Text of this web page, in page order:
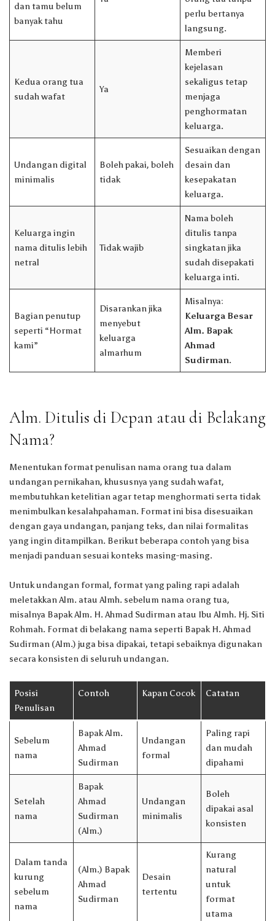
dan tamu belum
banyak tahu
perlu bertanya
langsung.
Kedua orang tua
sudah wafat
Ya
Memberi
kejelasan
sekaligus tetap
menjaga
penghormatan
keluarga.
Undangan digital
minimalis
Boleh pakai, boleh
tidak
Sesuaikan dengan
desain dan
kesepakatan
keluarga.
Keluarga ingin
nama ditulis lebih
netral
Tidak wajib
Nama boleh
ditulis tanpa
singkatan jika
sudah disepakati
keluarga inti.
Bagian penutup
seperti “Hormat
kami”
Disarankan jika
menyebut
keluarga
almarhum
Misalnya:
Keluarga Besar
Alm. Bapak
Ahmad
Sudirman.
Alm. Ditulis di Depan atau di Belakang
Nama?
Menentukan format penulisan nama orang tua dalam
undangan pernikahan, khususnya yang sudah wafat,
membutuhkan ketelitian agar tetap menghormati serta tidak
menimbulkan kesalahpahaman. Format ini bisa disesuaikan
dengan gaya undangan, panjang teks, dan nilai formalitas
yang ingin ditampilkan. Berikut beberapa contoh yang bisa
menjadi panduan sesuai konteks masing-masing.
Untuk undangan formal, format yang paling rapi adalah
meletakkan Alm. atau Almh. sebelum nama orang tua,
misalnya Bapak Alm. H. Ahmad Sudirman atau Ibu Almh. Hj. Siti
Rohmah. Format di belakang nama seperti Bapak H. Ahmad
Sudirman (Alm.) juga bisa dipakai, tetapi sebaiknya digunakan
secara konsisten di seluruh undangan.
Posisi
Penulisan
Contoh Kapan Cocok Catatan
Sebelum
nama
Bapak Alm.
Ahmad
Sudirman
Undangan
formal
Paling rapi
dan mudah
dipahami
Setelah
nama
Bapak
Ahmad
Sudirman
(Alm.)
Undangan
minimalis
Boleh
dipakai asal
konsisten
Dalam tanda
kurung
sebelum
nama
(Alm.) Bapak
Ahmad
Sudirman
Desain
tertentu
Kurang
natural
untuk
format
utama